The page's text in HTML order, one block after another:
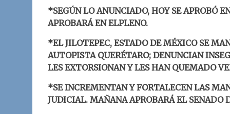
*SEGÚN LO ANUNCIADO, HOY SE APROBÓ
APROBARÁ EN ELPLENO.
*EL JILOTEPEC, ESTADO DE MÉXICO SE
AUTOPISTA QUERÉTARO; DENUNCIAN
LES EXTORSIONAN Y LES HAN QUEMADO
*SE INCREMENTAN Y FORTALECEN LAS
JUDICIAL. MAÑANA APROBARÁ EL SENADO